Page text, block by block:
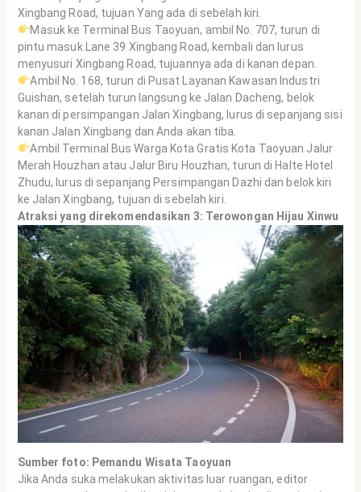
Xingbang Road, tujuan Yang ada di sebelah kiri.
Masuk ke Terminal Bus Taoyuan, ambil No. 707, turun di
pintu masuk Lane 39 Xingbang Road, kembali dan lurus
menyusuri Xingbang Road, tujuannya ada di kanan depan.
Ambil No. 168, turun di Pusat Layanan Kawasan Industri
Guishan, setelah turun langsung ke Jalan Dacheng, belok
kanan di persimpangan Jalan Xingbang, lurus di sepanjang sisi
kanan Jalan Xingbang dan Anda akan tiba.
Ambil Terminal Bus Warga Kota Gratis Kota Taoyuan Jalur
Merah Houzhan atau Jalur Biru Houzhan, turun di Halte Hotel
Zhudu, lurus di sepanjang Persimpangan Dazhi dan belok kiri
ke Jalan Xingbang, tujuan di sebelah kiri.
Atraksi yang direkomendasikan 3: Terowongan Hijau Xinwu
Sumber foto: Pemandu Wisata Taoyuan
Jika Anda suka melakukan aktivitas luar ruangan, editor